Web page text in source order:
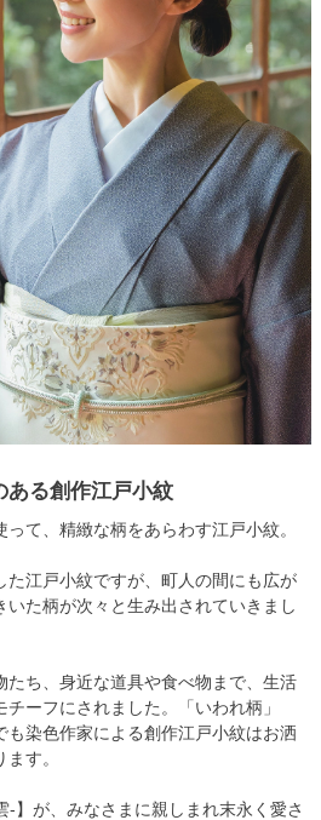
ある創作江戸小紋
て、精緻な柄をあらわす江戸小紋。
た江戸小紋ですが、町人の間にも広が
た柄が次々と生み出されていきまし
たち、身近な道具や食べ物まで、生活
ーフにされました。「いわれ柄」
も染色作家による創作江戸小紋はお洒
す。
-】が、みなさまに親しまれ末永く愛さ